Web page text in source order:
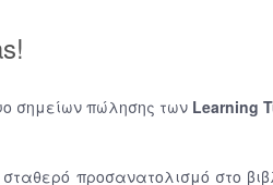
σημείων πώλησης των Learning
προσανατολισμό στο